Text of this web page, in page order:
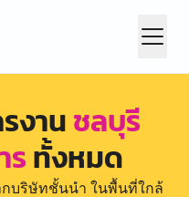
งานชลบุรี
รทั้งหมด
บริษัทชั้นนำ ในพื้นที่ใกล้